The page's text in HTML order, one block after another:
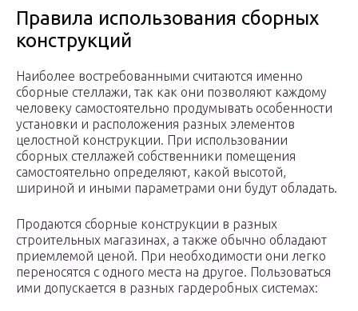
Правила использования сборных
конструкций
Наиболее востребованными считаются именно
сборные стеллажи, так как они позволяют каждому
человеку самостоятельно продумывать особенности
установки и расположения разных элементов
целостной конструкции. При использовании
сборных стеллажей собственники помещения
самостоятельно определяют, какой высотой,
шириной и иными параметрами они будут обладать.
Продаются сборные конструкции в разных
строительных магазинах, а также обычно обладают
приемлемой ценой. При необходимости они легко
переносятся с одного места на другое. Пользоваться
ими допускается в разных гардеробных системах: